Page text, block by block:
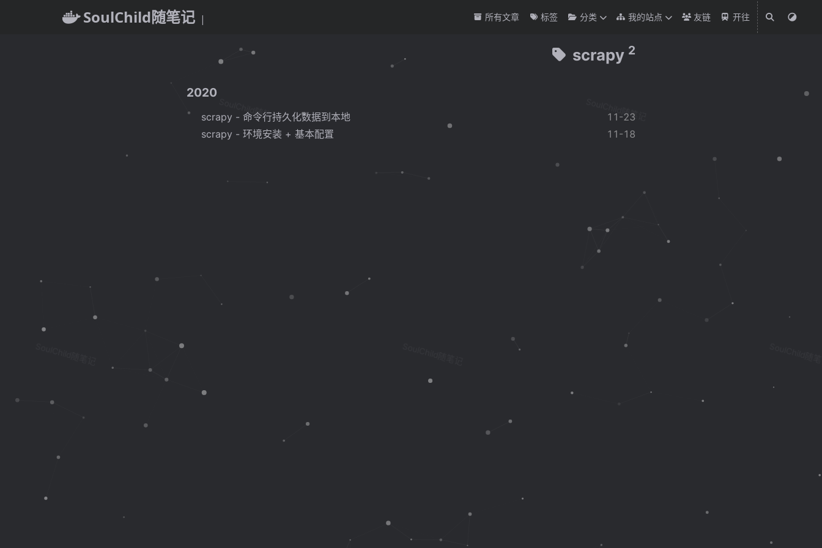
SoulChild随笔记 所有文章 标签 分类 我的站点 友链 开往
scrapy 2
2020
scrapy - 命令行持久化数据到本地
11-23
scrapy - 环境安装 + 基本配置
11-18
SoulChild随笔记 SoulChild随笔记